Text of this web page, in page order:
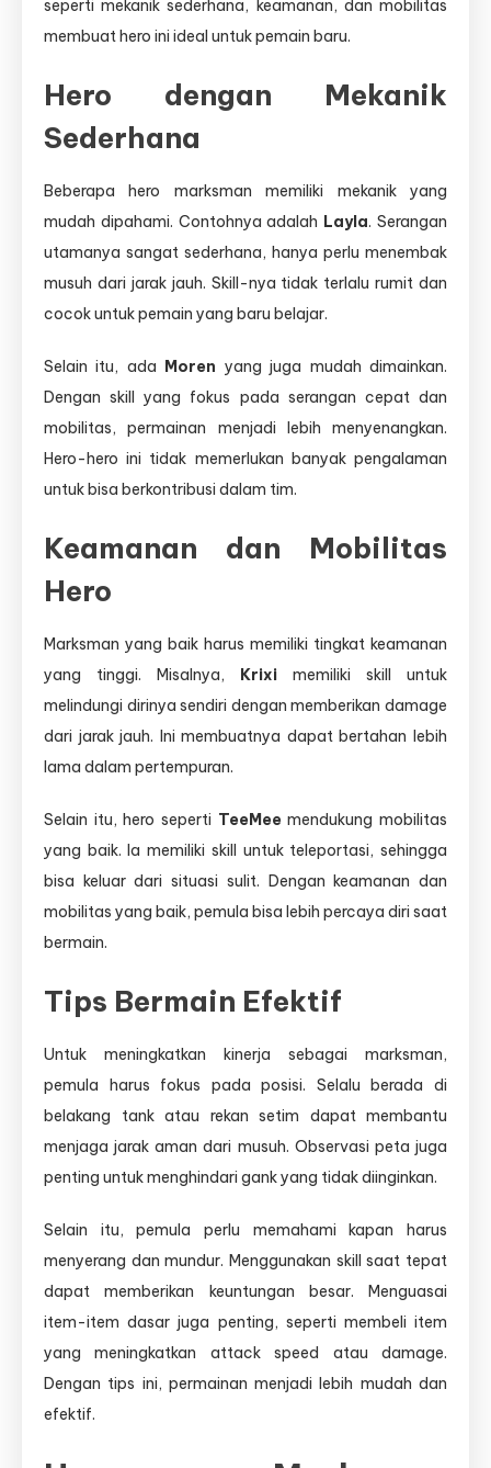
seperti mekanik sederhana, keamanan, dan mobilitas
membuat hero ini ideal untuk pemain baru.
Hero dengan Mekanik
Sederhana
Beberapa hero marksman memiliki mekanik yang
mudah dipahami. Contohnya adalah Layla. Serangan
utamanya sangat sederhana, hanya perlu menembak
musuh dari jarak jauh. Skill-nya tidak terlalu rumit dan
cocok untuk pemain yang baru belajar.
Selain itu, ada Moren yang juga mudah dimainkan.
Dengan skill yang fokus pada serangan cepat dan
mobilitas, permainan menjadi lebih menyenangkan.
Hero-hero ini tidak memerlukan banyak pengalaman
untuk bisa berkontribusi dalam tim.
Keamanan dan Mobilitas
Hero
Marksman yang baik harus memiliki tingkat keamanan
yang tinggi. Misalnya, Krixi memiliki skill untuk
melindungi dirinya sendiri dengan memberikan damage
dari jarak jauh. Ini membuatnya dapat bertahan lebih
lama dalam pertempuran.
Selain itu, hero seperti TeeMeemendukung mobilitas
yang baik. Ia memiliki skill untuk teleportasi, sehingga
bisa keluar dari situasi sulit. Dengan keamanan dan
mobilitas yang baik, pemula bisa lebih percaya diri saat
bermain.
Tips Bermain Efektif
Untuk meningkatkan kinerja sebagai marksman,
pemula harus fokus pada posisi. Selalu berada di
belakang tank atau rekan setim dapat membantu
menjaga jarak aman dari musuh. Observasi peta juga
penting untuk menghindari gank yang tidak diinginkan.
Selain itu, pemula perlu memahami kapan harus
menyerang dan mundur. Menggunakan skill saat tepat
dapat memberikan keuntungan besar. Menguasai
item-item dasar juga penting, seperti membeli item
yang meningkatkan attack speed atau damage.
Dengan tips ini, permainan menjadi lebih mudah dan
efektif.